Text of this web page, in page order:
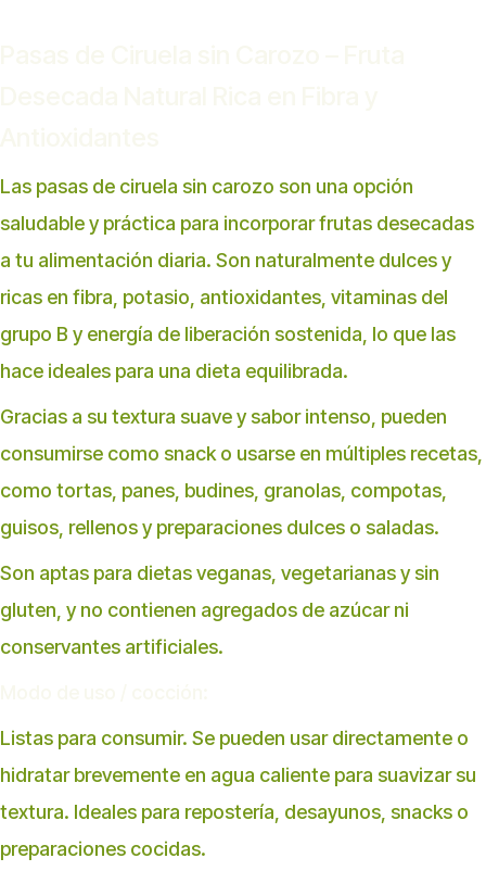
Las pasas de ciruela sin carozo son una opción
saludable y práctica para incorporar frutas desecadas
a tu alimentación diaria. Son naturalmente dulces y
ricas en fibra, potasio, antioxidantes, vitaminas del
grupo B y energía de liberación sostenida, lo que las
hace ideales para una dieta equilibrada.
Gracias a su textura suave y sabor intenso, pueden
consumirse como snack o usarse en múltiples recetas,
como tortas, panes, budines, granolas, compotas,
guisos, rellenos y preparaciones dulces o saladas.
Son aptas para dietas veganas, vegetarianas y sin
gluten, y no contienen agregados de azúcar ni
conservantes artificiales.
Listas para consumir. Se pueden usar directamente o
hidratar brevemente en agua caliente para suavizar su
textura. Ideales para repostería, desayunos, snacks o
preparaciones cocidas.